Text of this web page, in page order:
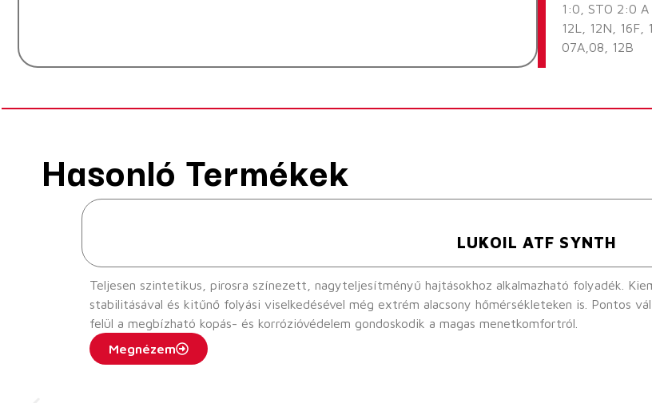
1:0, STO 2:0 A
12L, 12N, 16F,
07A,08, 12B
Hasonló Termékek
LUKOIL ATF SYNTH
Teljesen szintetikus, pirosra színezett, nagyteljesítményű hajtásokhoz alkalmazható folyadék. Kiemelkedik magas nyírási stabilitásával, kiváló oxidációs
stabilitásával és kitűnő folyási viselkedésével még extrém alacsony hőmérsékleteken is. Pontos váltás a legjobb habzási viselkedésnek köszönhetően. Ezen
felül a megbízható kopás- és korrózióvédelem gondoskodik a magas menetkomfortról.
Megnézem